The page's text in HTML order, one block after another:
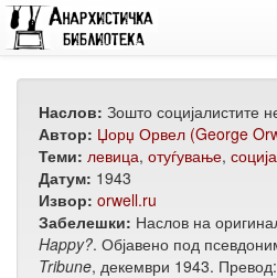
Наслов: Зошто социјалистите
Автор: Џорџ Орвел (George
Теми: левица, отуѓување,
Датум: 1943
Извор: orwell.ru
Забелешки: Наслов на
Happy?. Објавено под
Tribune, декември 1943.